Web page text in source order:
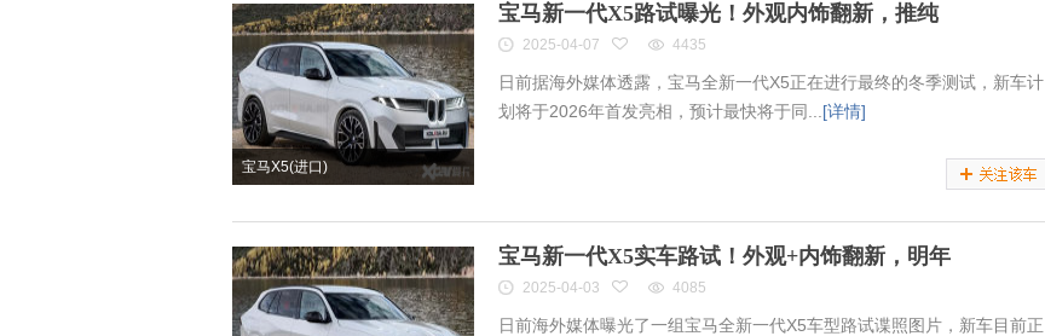
宝马X5(进口)
宝马新一代X5路试曝光！外观内饰翻新，推纯
2025-04-07 4435
日前据海外媒体透露，宝马全新一代X5正在进行最终的冬季测试，新车计
划将于2026年首发亮相，预计最快将于同... [详情]
宝马新一代X5实车路试！外观+内饰翻新，明年
2025-04-03 4085
日前海外媒体曝光了一组宝马全新一代X5车型路试谍照图片，新车目前正